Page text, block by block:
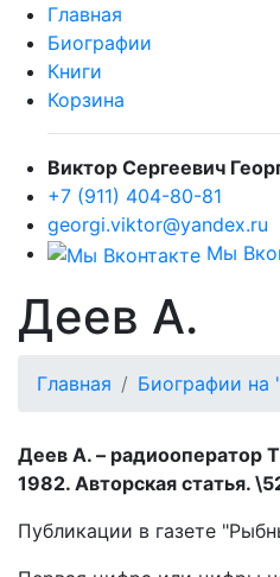
Главная
Биографии
Книги
Корзина
Виктор Сергеевич
+7 (911) 404-80-81
georgi.viktor@yandex.ru
Мы
Деев А.
Главная Биографии на
Деев А. – радиооператор
1982. Авторская статья.
Публикации в газете